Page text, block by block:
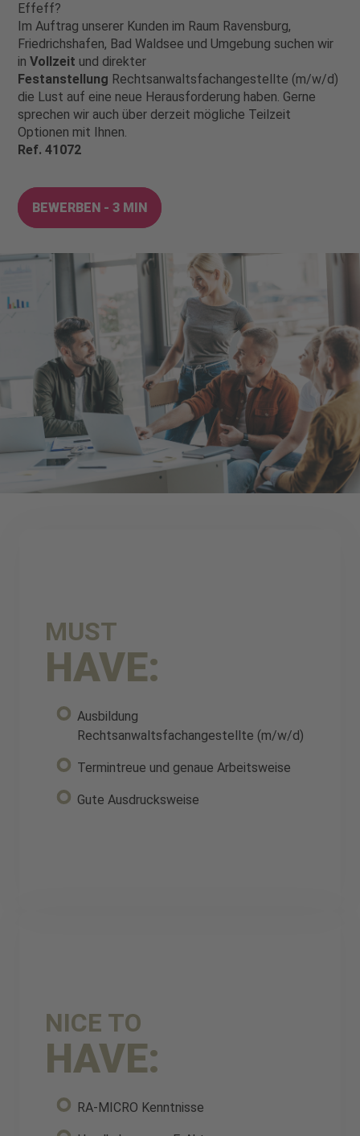
Effeff?
Im Auftrag unserer Kunden im Raum Ravensburg,
Friedrichshafen, Bad Waldsee und Umgebung suchen wir
inVollzeit und direkter
Festanstellung Rechtsanwaltsfachangestellte (m/w/d)
die Lust auf eine neue Herausforderung haben. Gerne
sprechen wir auch über derzeit mögliche Teilzeit
Optionen mit Ihnen.
Ref. 41072
BEWERBEN - 3 MIN
MUST
HAVE:
Ausbildung
Rechtsanwaltsfachangestellte (m/w/d)
Termintreue und genaue Arbeitsweise
Gute Ausdrucksweise
NICE TO
HAVE:
RA-MICRO Kenntnisse